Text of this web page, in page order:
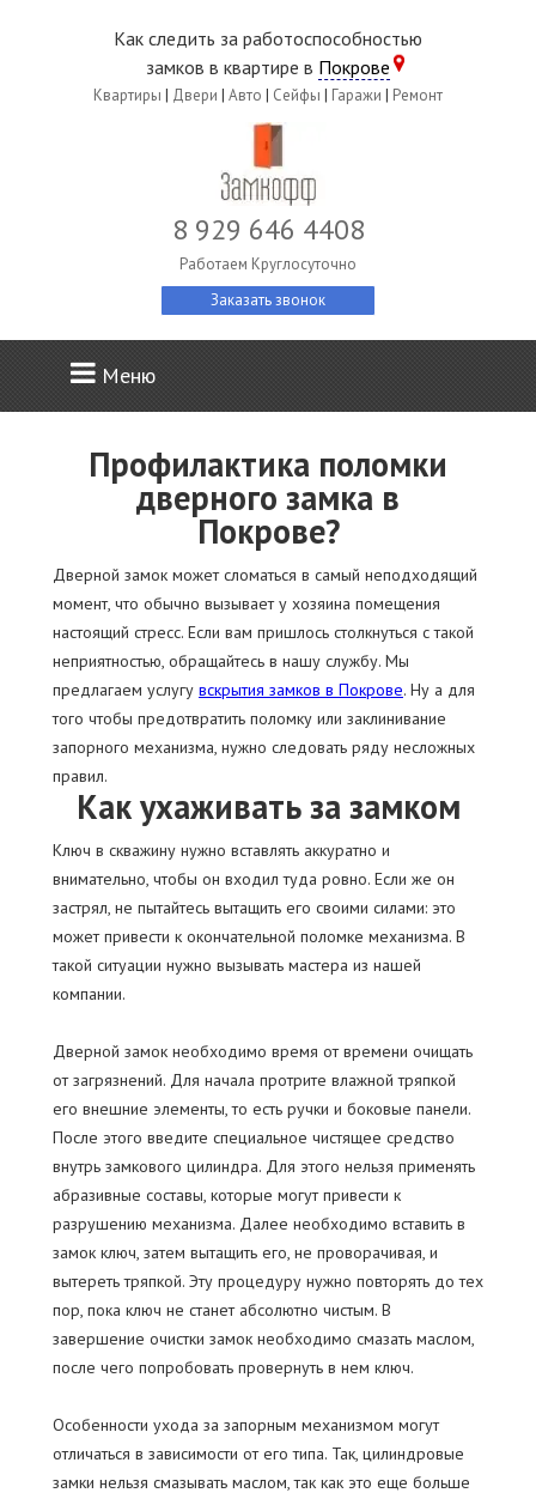
Как следить за работоспособностью
замков в квартире в Покрове
Квартиры | Двери | Авто | Сейфы | Гаражи | Ремонт
8 929 646 4408
Работаем Круглосуточно
Заказать звонок
Меню
Профилактика поломки
дверного замка в
Покрове?
Дверной замок может сломаться в самый неподходящий
момент, что обычно вызывает у хозяина помещения
настоящий стресс. Если вам пришлось столкнуться с такой
неприятностью, обращайтесь в нашу службу. Мы
предлагаем услугу вскрытия замков в Покрове. Ну а для
того чтобы предотвратить поломку или заклинивание
запорного механизма, нужно следовать ряду несложных
правил.
Как ухаживать за замком
Ключ в скважину нужно вставлять аккуратно и
внимательно, чтобы он входил туда ровно. Если же он
застрял, не пытайтесь вытащить его своими силами: это
может привести к окончательной поломке механизма. В
такой ситуации нужно вызывать мастера из нашей
компании.
Дверной замок необходимо время от времени очищать
от загрязнений. Для начала протрите влажной тряпкой
его внешние элементы, то есть ручки и боковые панели.
После этого введите специальное чистящее средство
внутрь замкового цилиндра. Для этого нельзя применять
абразивные составы, которые могут привести к
разрушению механизма. Далее необходимо вставить в
замок ключ, затем вытащить его, не проворачивая, и
вытереть тряпкой. Эту процедуру нужно повторять до тех
пор, пока ключ не станет абсолютно чистым. В
завершение очистки замок необходимо смазать маслом,
после чего попробовать провернуть в нем ключ.
Особенности ухода за запорным механизмом могут
отличаться в зависимости от его типа. Так, цилиндровые
замки нельзя смазывать маслом, так как это еще больше